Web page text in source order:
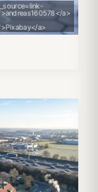
a>
a>